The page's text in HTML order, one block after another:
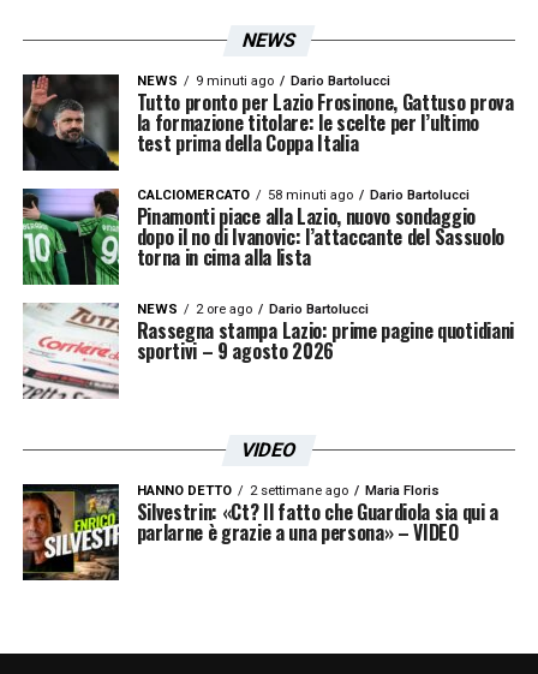
NEWS
NEWS 9 minuti ago Dario Bartolucci
Tutto pronto per Lazio Frosinone, Gattuso prova
la formazione titolare: le scelte per l’ultimo
test prima della Coppa Italia
CALCIOMERCATO 58 minuti ago Dario Bartolucci
Pinamonti piace alla Lazio, nuovo sondaggio
dopo il no di Ivanovic: l’attaccante del Sassuolo
torna in cima alla lista
NEWS 2 ore ago Dario Bartolucci
Rassegna stampa Lazio: prime pagine quotidiani
sportivi – 9 agosto 2026
VIDEO
HANNO DETTO 2 settimane ago Maria Floris
Silvestrin: «Ct? Il fatto che Guardiola sia qui a
parlarne è grazie a una persona» – VIDEO